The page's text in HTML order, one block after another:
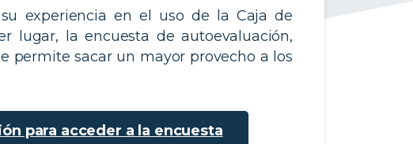
experiencia en el uso de la Caja de
lugar, la encuesta de autoevaluación,
permite sacar un mayor provecho a los
para acceder a la encuesta